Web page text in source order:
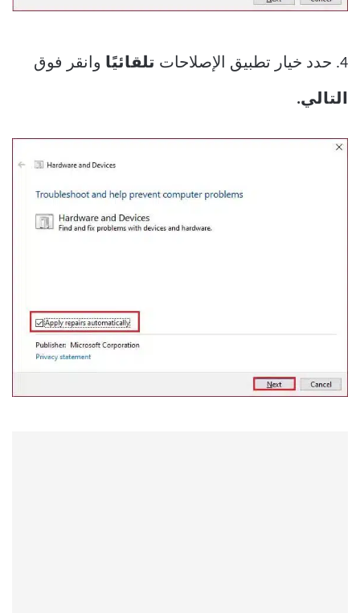
4. حدد خيار تطبيق الإصلاحات تلقائيًا وانقر فوق
التالي.